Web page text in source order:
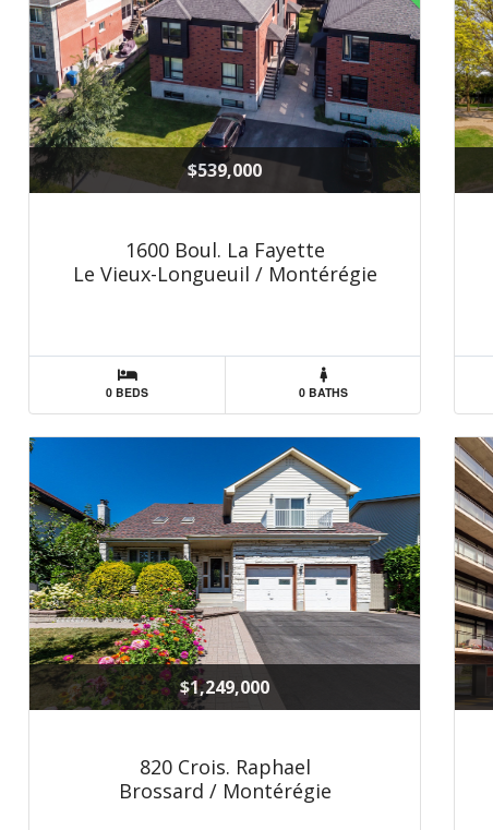
$539,000
1600 Boul. La Fayette
Le Vieux-Longueuil / Montérégie
0 BEDS 0 BATHS
$1,249,000
820 Crois. Raphael
Brossard / Montérégie